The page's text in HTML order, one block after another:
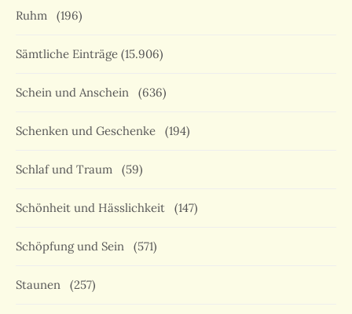
Ruhm (196)
Sämtliche Einträge (15.906)
Schein und Anschein (636)
Schenken und Geschenke (194)
Schlaf und Traum (59)
Schönheit und Hässlichkeit (147)
Schöpfung und Sein (571)
Staunen (257)